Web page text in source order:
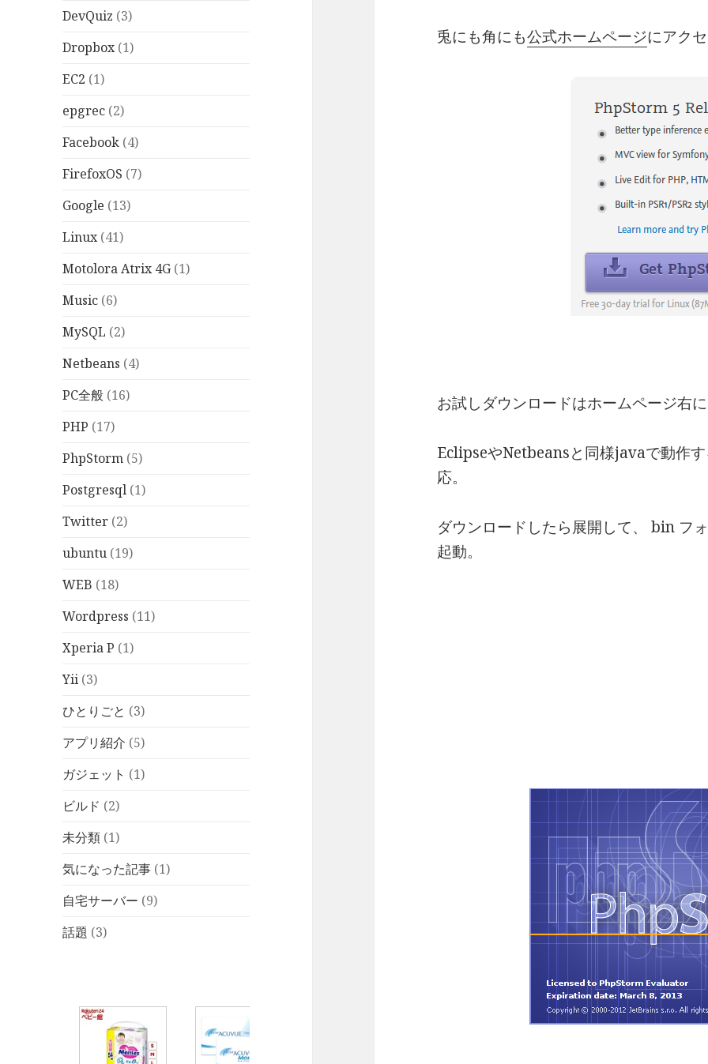
DevQuiz (3)
Dropbox(1)
EC2 (1)
epgrec (2)
Facebook (4)
FirefoxOS (7)
Google (13)
Linux(41)
Motolora Atrix 4G (1)
Music (6)
MySQL (2)
Netbeans (4)
PC全般 (16)
PHP (17)
PhpStorm (5)
Postgresql (1)
Twitter (2)
ubuntu (19)
WEB (18)
Wordpress (11)
Xperia P (1)
Yii (3)
ひとりごと (3)
アプリ紹介 (5)
ガジェット (1)
ビルド (2)
未分類 (1)
気になった記事 (1)
自宅サーバー (9)
話題 (3)
兎にも角にも公式ホームページにアク
お試しダウンロードはホームページ右
EclipseやNetbeansと同様javaで動作
応。
ダウンロードしたら展開して、 bin フ
起動。